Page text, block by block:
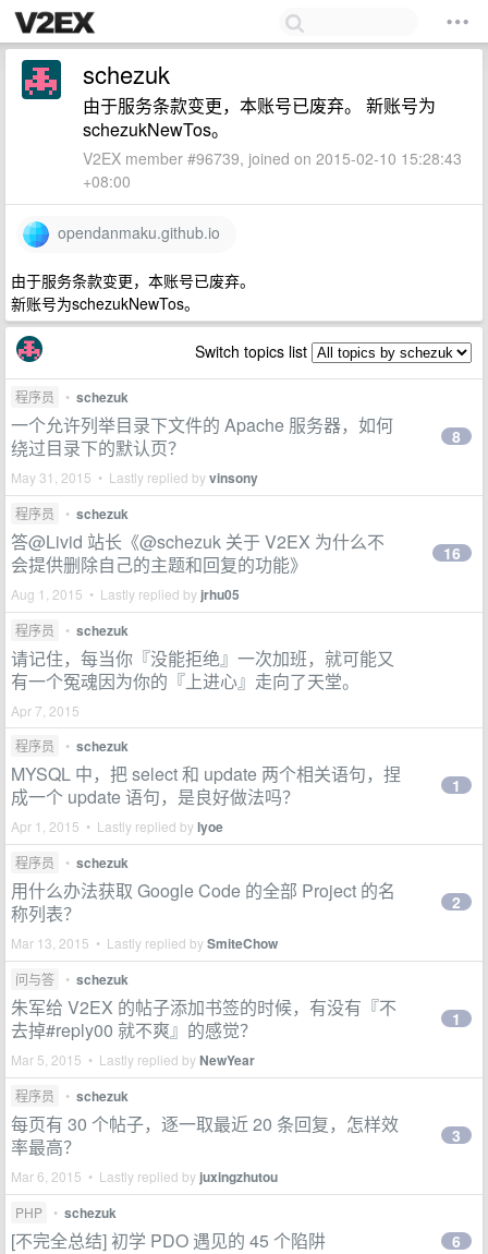
schezuk
由于服务条款变更，本账号已废弃。 新账号为
schezukNewTos。
V2EX member #96739, joined on 2015-02-10 15:28:43
+08:00
opendanmaku.github.io
由于服务条款变更，本账号已废弃。
新账号为schezukNewTos。
Switch topics list
程序员 • schezuk
一个允许列举目录下文件的 Apache 服务器，如何
绕过目录下的默认页？
May 31, 2015 • Lastly replied byvinsony
8
程序员 • schezuk
答@Livid 站长《@schezuk 关于 V2EX 为什么不
会提供删除自己的主题和回复的功能》
Aug 1, 2015 • Lastly replied by jrhu05
16
程序员 • schezuk
请记住，每当你『没能拒绝』一次加班，就可能又
有一个冤魂因为你的『上进心』走向了天堂。
Apr 7, 2015
程序员
• schezuk
MYSQL 中，把 select 和 update 两个相关语句，捏
成一个 update 语句，是良好做法吗？
Apr 1, 2015 • Lastly replied bylyoe
1
程序员 • schezuk
用什么办法获取 Google Code 的全部 Project 的名
称列表？
Mar 13, 2015 • Lastly replied bySmiteChow
2
问与答 • schezuk
朱军给 V2EX 的帖子添加书签的时候，有没有『不
去掉#reply00 就不爽』的感觉？
Mar 5, 2015 • Lastly replied byNewYear
1
程序员 • schezuk
每页有 30 个帖子，逐一取最近 20 条回复，怎样效
率最高？
Mar 6, 2015 • Lastly replied by juxingzhutou
3
PHP • schezuk
[不完全总结] 初学 PDO 遇见的 45 个陷阱 6